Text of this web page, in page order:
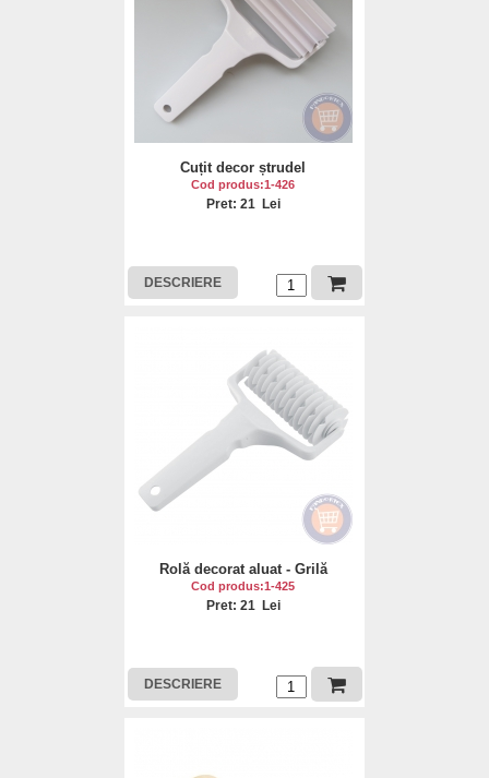
Cuțit decor ștrudel
Cod produs:1-426
Pret: 21 Lei
DESCRIERE
Rolă decorat aluat - Grilă
Cod produs:1-425
Pret: 21 Lei
DESCRIERE